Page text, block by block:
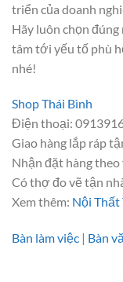
triển của doanh
Hãy luôn chọn
tâm tới yếu tố phù
nhé!
Shop Thái Bình
Điện thoại:
Giao hàng lắp ráp
Nhận đặt hàng theo
Có thợ đo vẽ tận
Xem thêm: Nội Thất
Bàn làm việc | Bàn